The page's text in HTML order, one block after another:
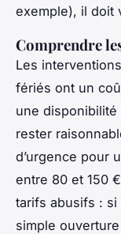
exemple), il doit
Comprendre
Les
fériés ont un
une
rester
d’urgence pour
entre 80 et 150
tarifs abusifs :
simple